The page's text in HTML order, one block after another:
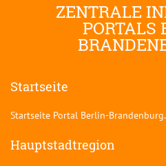
ZENTRALE
PORTALS
Startseite
Startseite Portal Berlin-
Hauptstadtregion